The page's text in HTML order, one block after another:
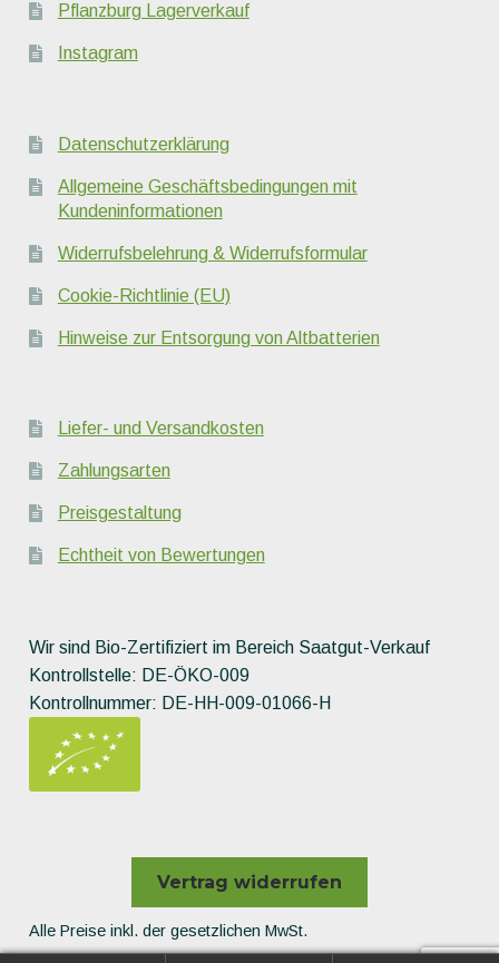
Pflanzburg Lagerverkauf
Instagram
Datenschutzerklärung
Allgemeine Geschäftsbedingungen mit
Kundeninformationen
Widerrufsbelehrung & Widerrufsformular
Cookie-Richtlinie (EU)
Hinweise zur Entsorgung von Altbatterien
Liefer- und Versandkosten
Zahlungsarten
Preisgestaltung
Echtheit von Bewertungen
Wir sind Bio-Zertifiziert im Bereich Saatgut-Verkauf
Kontrollstelle: DE-ÖKO-009
Kontrollnummer: DE-HH-009-01066-H
Vertrag widerrufen
Alle Preise inkl. der gesetzlichen MwSt.